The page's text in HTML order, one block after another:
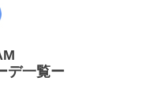
デ一覧ー